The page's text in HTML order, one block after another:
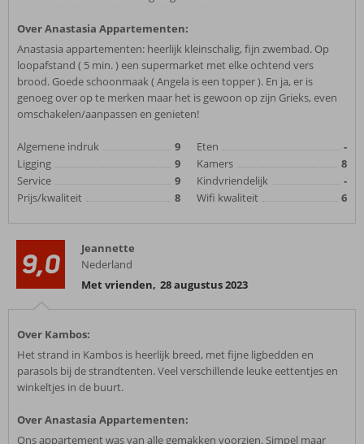
Over Anastasia Appartementen:
Anastasia appartementen: heerlijk kleinschalig, fijn zwembad. Op
loopafstand ( 5 min. ) een supermarket met elke ochtend vers
brood. Goede schoonmaak ( Angela is een topper ). En ja, er is
genoeg over op te merken maar het is gewoon op zijn Grieks, even
omschakelen/aanpassen en genieten!
Algemene indruk
9
Ligging
9
Service
9
Prijs/kwaliteit
8
Eten
-
Kamers
8
Kindvriendelijk
-
Wifi kwaliteit
6
9,0
Jeannette
Nederland
Met vrienden, 28 augustus 2023
Over Kambos:
Het strand in Kambos is heerlijk breed, met fijne ligbedden en
parasols bij de strandtenten. Veel verschillende leuke eettentjes en
winkeltjes in de buurt.
Over Anastasia Appartementen:
Ons appartement was van alle gemakken voorzien. Simpel maar